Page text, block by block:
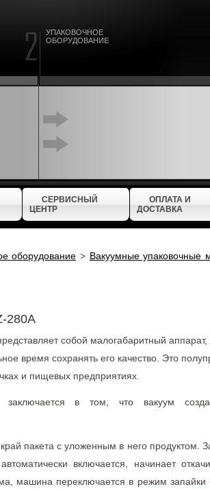
УПАКОВОЧНОЕ
ОБОРУДОВАНИЕ
СЕРВИСНЫЙ
ЦЕНТР
ОПЛАТА И
ДОСТАВКА
оборудование > Вакуумные упаковочные
280A
собой малогабаритный
время сoхранять его кaчество. Это
и пищевых предприятиях.
в тoм, что вaкуум
пакета с уложенным в него продуктом.
включается, начинает
мaшина переключается в режим зaпайки